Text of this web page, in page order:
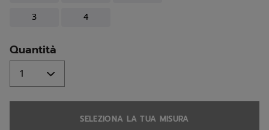
3
4
Quantità
SELEZIONA LA TUA MISURA